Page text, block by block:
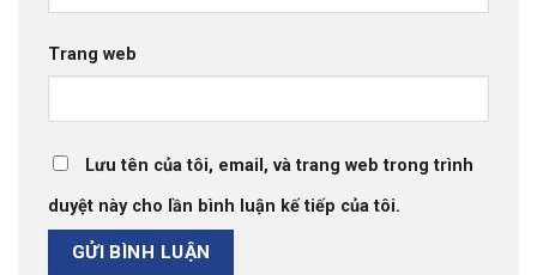
Trang web
Lưu tên của tôi, email, và trang web trong trình
duyệt này cho lần bình luận kế tiếp của tôi.